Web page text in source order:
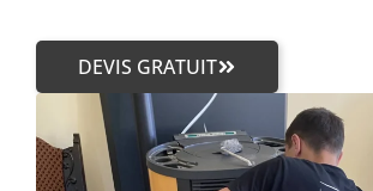
DEVIS GRATUIT